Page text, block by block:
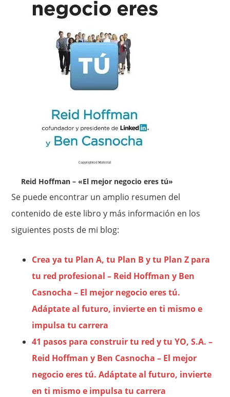
Reid Hoffman – «El mejor negocio eres tú»
Se puede encontrar un amplio resumen del
contenido de este libro y más información en los
siguientes posts de mi blog:
Crea ya tu Plan A, tu Plan B y tu Plan Z para
tu red profesional – Reid Hoffman y Ben
Casnocha – El mejor negocio eres tú.
Adáptate al futuro, invierte en ti mismo e
impulsa tu carrera
41 pasos para construir tu red y tu YO, S.A. –
Reid Hoffman y Ben Casnocha – El mejor
negocio eres tú. Adáptate al futuro, invierte
en ti mismo e impulsa tu carrera